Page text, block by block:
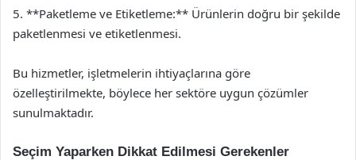
5. **Paketleme ve Etiketleme:** Ürünlerin doğru bir şekilde
paketlenmesi ve etiketlenmesi.
Bu hizmetler, işletmelerin ihtiyaçlarına göre
özelleştirilmekte, böylece her sektöre uygun çözümler
sunulmaktadır.
Seçim Yaparken Dikkat Edilmesi Gerekenler